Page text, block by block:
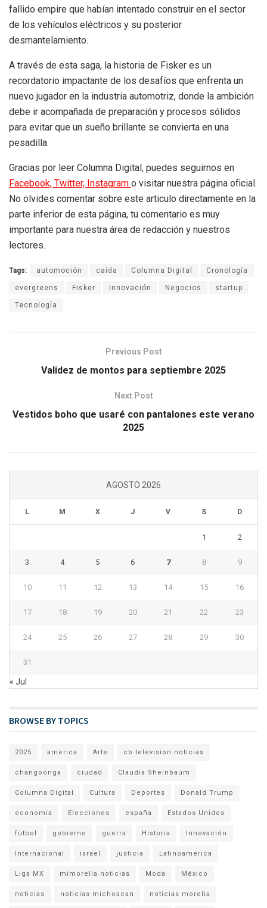
fallido empire que habían intentado construir en el sector
de los vehículos eléctricos y su posterior
desmantelamiento.
A través de esta saga, la historia de Fisker es un
recordatorio impactante de los desafíos que enfrenta un
nuevo jugador en la industria automotriz, donde la ambición
debe ir acompañada de preparación y procesos sólidos
para evitar que un sueño brillante se convierta en una
pesadilla.
Gracias por leer Columna Digital, puedes seguirnos en
Facebook, Twitter, Instagram o visitar nuestra página oficial.
No olvides comentar sobre este articulo directamente en la
parte inferior de esta página, tu comentario es muy
importante para nuestra área de redacción y nuestros
lectores.
Tags: automoción caída Columna Digital Cronología
evergreens Fisker Innovación Negocios startup
Tecnología
Previous Post
Validez de montos para septiembre 2025
Next Post
Vestidos boho que usaré con pantalones este verano
2025
AGOSTO 2026
L M X J V S D
1 2
3 4 5 6 7 8 9
10 11 12 13 14 15 16
17 18 19 20 21 22 23
24 25 26 27 28 29 30
31
« Jul
BROWSE BY TOPICS
2025 america Arte cb television noticias
changoonga ciudad Claudia Sheinbaum
Columna Digital Cultura Deportes Donald Trump
economia Elecciones españa Estados Unidos
fútbol gobierno guerra Historia Innovación
Internacional israel justicia Latinoamérica
Liga MX mimorelia noticias Moda México
noticias noticias michoacan noticias morelia